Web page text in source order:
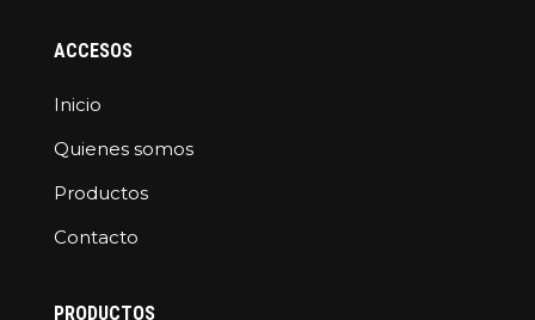
ACCESOS
Inicio
Quienes somos
Productos
Contacto
PRODUCTOS